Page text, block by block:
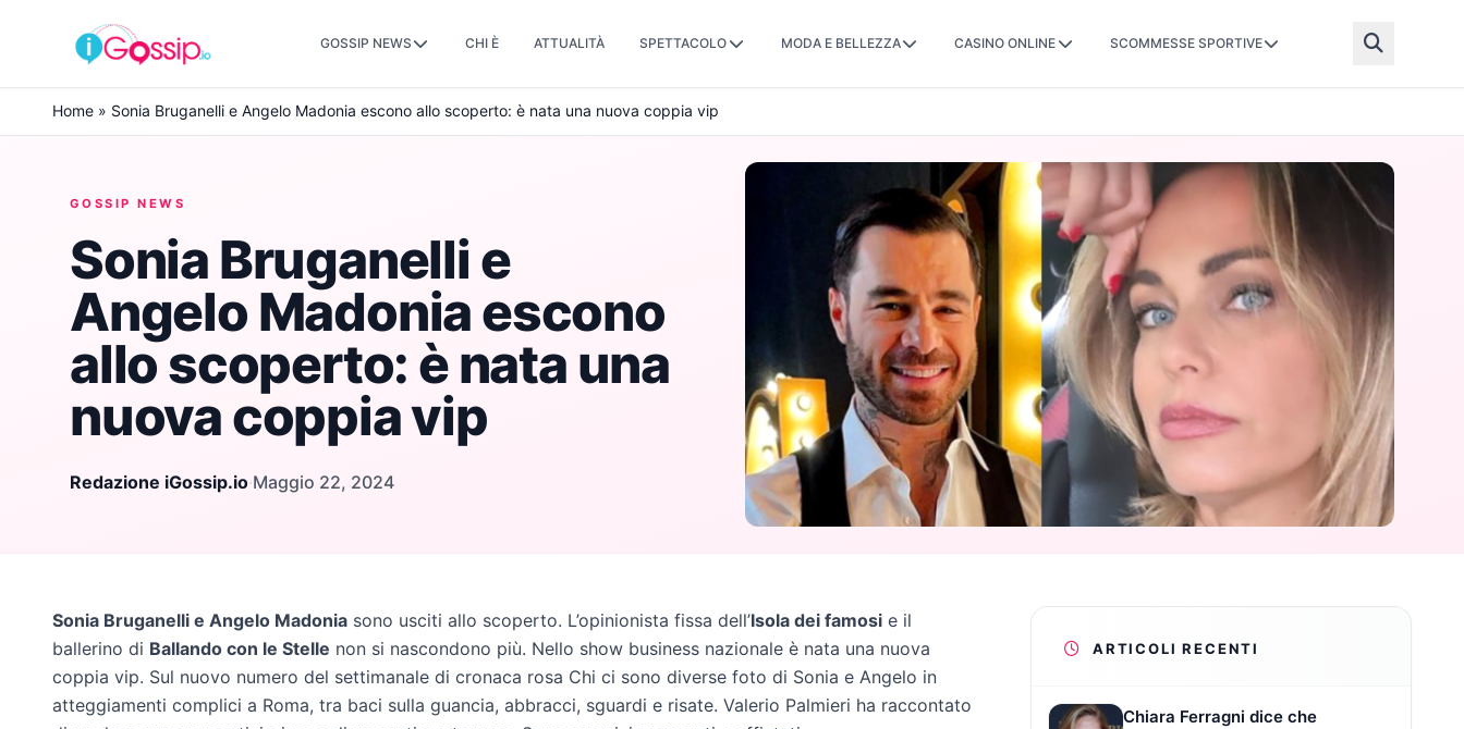
Skip to content
GOSSIP NEWS CHI È ATTUALITÀ SPETTACOLO MODA E BELLEZZA CASINO ONLINE SCOMMESSE SPORTIVE
Home » Sonia Bruganelli e Angelo Madonia escono allo scoperto: è nata una nuova coppia vip
GOSSIP NEWS
Sonia Bruganelli e
Angelo Madonia escono
allo scoperto: è nata una
nuova coppia vip
Redazione iGossip.io·Maggio 22, 2024
Sonia Bruganelli e Angelo Madonia sono usciti allo scoperto. L’opinionista fissa dell’Isola dei famosi e il
ballerino di Ballando con le Stelle non si nascondono più. Nello show business nazionale è nata una nuova
coppia vip. Sul nuovo numero del settimanale di cronaca rosa Chi ci sono diverse foto di Sonia e Angelo in
atteggiamenti complici a Roma, tra baci sulla guancia, abbracci, sguardi e risate. Valerio Palmieri ha raccontato
ARTICOLI RECENTI
Chiara Ferragni dice che